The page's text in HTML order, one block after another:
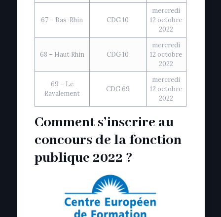
67 – Bas-Rhin CDG 10
mercredi
12 octobre
2022
68 – Haut Rhin CDG 10
mercredi
12 octobre
2022
69 – Le
Ravalement
CDG 69
mercredi
12 octobre
2022
Comment s’inscrire au
concours de la fonction
publique 2022 ?